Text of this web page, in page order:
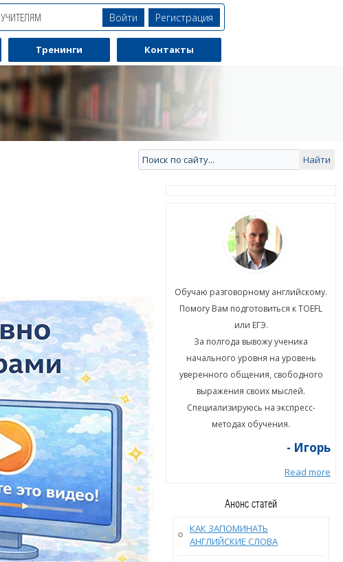
УЧИТЕЛЯМ Войти Регистрация
Тренинги Контакты
Помогу Вам подготовиться к TOEFL
или ЕГЭ.
За полгода вывожу ученика
начального уровня на уровень
уверенного общения, свободного
выражения своих мыслей.
Специализируюсь на экспресс-
методах обучения.
- Игорь
Read more
Обучаю разговорному английскому.
Помогу Вам подготовиться к TOEFL
или ЕГЭ.
За полгода вывожу ученика
начального уровня на уровень
уверенного общения, свободного
выражения своих мыслей.
Специализируюсь на экспресс-
методах обучения.
- Игорь
Read more
Анонс статей
КАК ЗАПОМИНАТЬ
АНГЛИЙСКИЕ СЛОВА